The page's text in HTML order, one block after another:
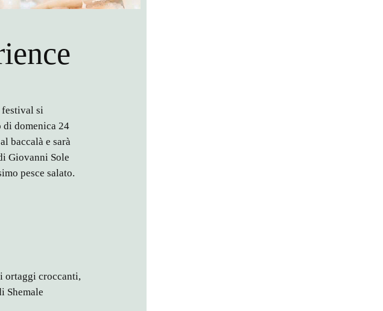
si
di domenica 24
baccalà e sarà
Giovanni Sole
pesce salato.
ortaggi croccanti,
Shemale